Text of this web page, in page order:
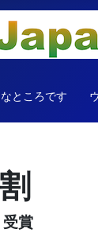
ところです
受賞